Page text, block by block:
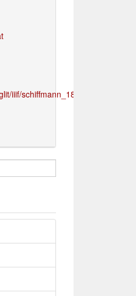
iiif/schiffmann_1895/manifest.json